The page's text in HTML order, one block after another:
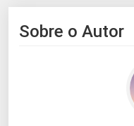
Sobre o Autor